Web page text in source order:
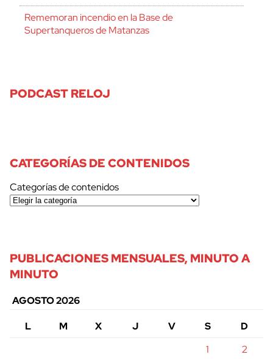
Rememoran incendio en la Base de
Supertanqueros de Matanzas
PODCAST RELOJ
CATEGORÍAS DE CONTENIDOS
Categorías de contenidos
PUBLICACIONES MENSUALES, MINUTO A
MINUTO
AGOSTO 2026
L
M X J V S
D
1
2